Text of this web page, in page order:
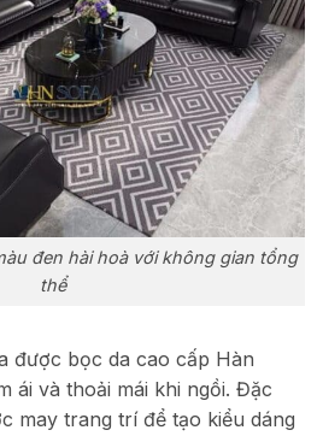
đen hài hoà với không gian tổng
thể
được bọc da cao cấp Hàn
ái và thoải mái khi ngồi. Đặc
may trang trí để tạo kiểu dáng